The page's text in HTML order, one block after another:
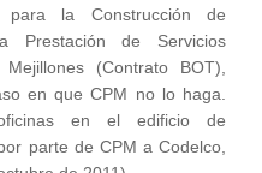
la Construcción de
Prestación de Servicios
(Contrato BOT),
en que CPM no lo haga.
en el edificio de
parte de CPM a Codelco,